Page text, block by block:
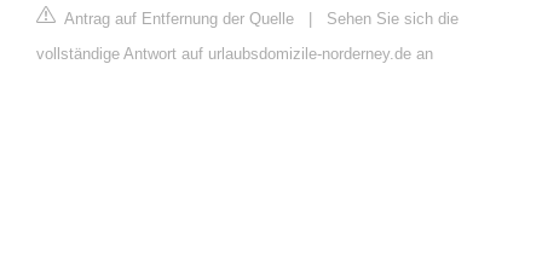
Antrag auf Entfernung der Quelle | Sehen Sie sich die
vollständige Antwort auf urlaubsdomizile-norderney.de an